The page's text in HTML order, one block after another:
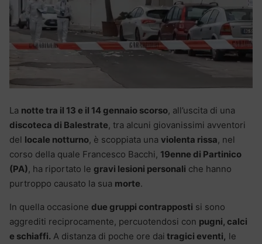
La notte tra il 13 e il 14 gennaio scorso, all’uscita di una
discoteca di Balestrate, tra alcuni giovanissimi avventori
del locale notturno, è scoppiata una violenta rissa, nel
corso della quale Francesco Bacchi, 19enne di Partinico
(PA), ha riportato le gravi lesioni personali che hanno
purtroppo causato la sua morte.
In quella occasione due gruppi contrapposti si sono
aggrediti reciprocamente, percuotendosi con pugni, calci
e schiaffi. A distanza di poche ore dai tragici eventi, le